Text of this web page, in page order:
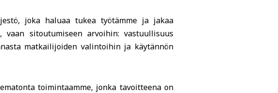
joka haluaa tukea työtämme ja jakaa
sitoutumiseen arvoihin: vastuullisuus
matkailijoiden valintoihin ja käytännön
toimintaamme, jonka tavoitteena on